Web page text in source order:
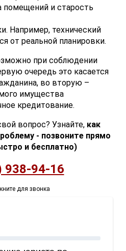
помещений и старость
Например, технический
от реальной планировки.
при соблюдении
очередь это касается
во вторую –
имущества
кредитование.
вопрос? Узнайте, как
- позвоните прямо
и бесплатно)
938-94-16
для звонка